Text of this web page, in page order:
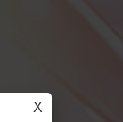
X